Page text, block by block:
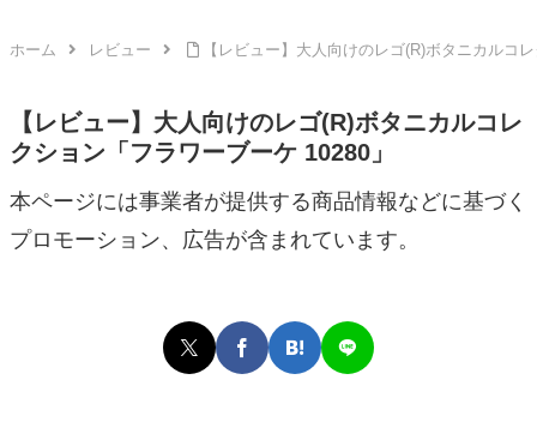
ホーム レビュー 【レビュー】大人向けのレゴ(R)ボタニカルコ
【レビュー】大人向けのレゴ(R)ボタニカルコレ
クション「フラワーブーケ 10280」
本ページには事業者が提供する商品情報などに基づく
プロモーション、広告が含まれています。